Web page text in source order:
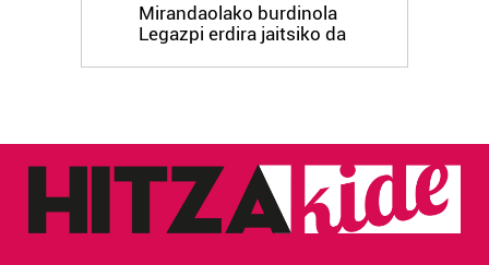
Mirandaolako burdinola
Legazpi erdira jaitsiko da